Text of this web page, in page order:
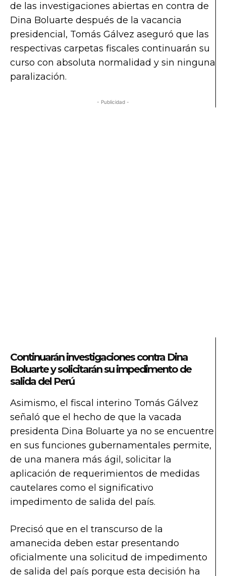
de las investigaciones abiertas en contra de
Dina Boluarte después de la vacancia
presidencial, Tomás Gálvez aseguró que las
respectivas carpetas fiscales continuarán su
curso con absoluta normalidad y sin ninguna
paralización.
- Publicidad -
Continuarán investigaciones contra Dina
Boluarte y solicitarán su impedimento de
salida del Perú
Asimismo, el fiscal interino Tomás Gálvez
señaló que el hecho de que la vacada
presidenta Dina Boluarte ya no se encuentre
en sus funciones gubernamentales permite,
de una manera más ágil, solicitar la
aplicación de requerimientos de medidas
cautelares como el significativo
impedimento de salida del país.
Precisó que en el transcurso de la
amanecida deben estar presentando
oficialmente una solicitud de impedimento
de salida del país porque esta decisión ha